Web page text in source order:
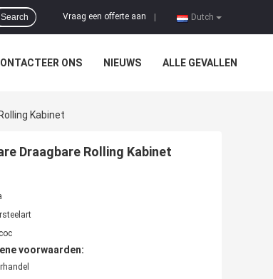
Dutch
Vraag een offerte aan
Search
ONS NIEUWS ALLE GEVALLEN
Kabinet
Draagbare Rolling Kabinet
voorwaarden: